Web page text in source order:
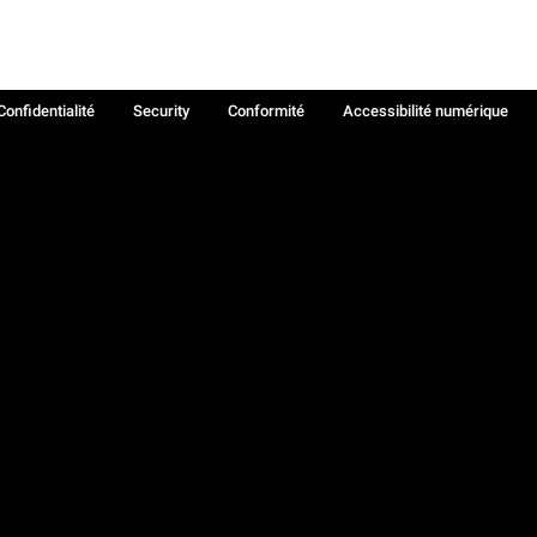
Security Conformité
Accessibilité numérique